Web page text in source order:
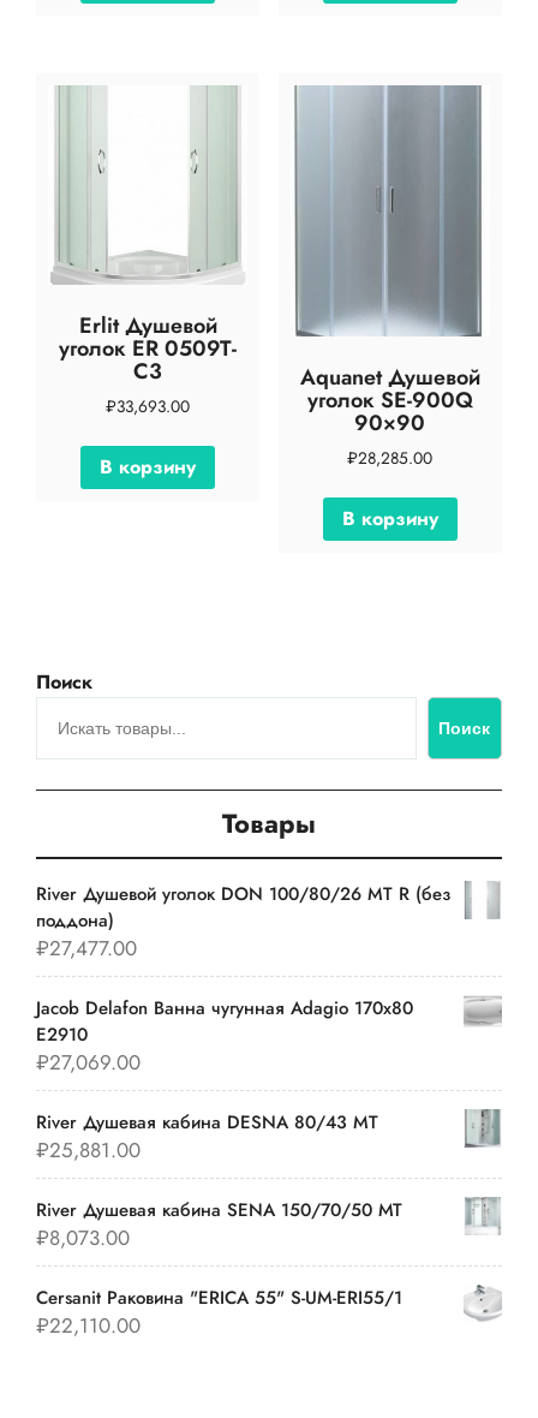
Erlit Душевой
уголок ER 0509T-
C3
₽33,693.00
В корзину
Aquanet Душевой
уголок SE-900Q
90×90
₽28,285.00
В корзину
Поиск
Поиск
Товары
River Душевой уголок DON 100/80/26 MT R (без
поддона)
₽27,477.00
Jacob Delafon Ванна чугунная Adagio 170х80
E2910
₽27,069.00
River Душевая кабина DESNA 80/43 MT
₽25,881.00
River Душевая кабина SENA 150/70/50 МТ
₽8,073.00
Cersanit Раковина "ERICA 55" S-UM-ERI55/1
₽22,110.00